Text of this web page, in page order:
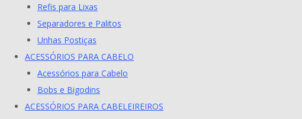
Refis para Lixas
Separadores e Palitos
Unhas Postiças
ACESSÓRIOS PARA CABELO
Acessórios para Cabelo
Bobs e Bigodins
ACESSÓRIOS PARA CABELEIREIROS